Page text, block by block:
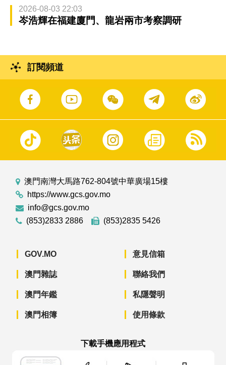
2026-08-03 22:03
岑浩輝在福建廈門、龍岩兩市考察調研
訂閱頻道
澳門南灣大馬路762-804號中華廣場15樓
https://www.gcs.gov.mo
info@gcs.gov.mo
(853)2833 2886
(853)2835 5426
GOV.MO
澳門雜誌
澳門年鑑
澳門相簿
意見信箱
聯絡我們
私隱聲明
使用條款
下載手機應用程式